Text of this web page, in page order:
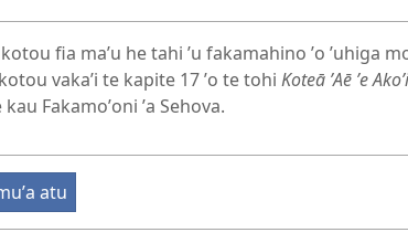
kotou fia maʼu he tahi ʼu fakamahino ʼo ʼuhiga
vakaʼi te kapite 17 ʼo te tohi Koteā ʼAē ʼe
kau Fakamoʼoni ʼa Sehova.
atu